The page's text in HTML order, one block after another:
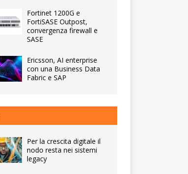
Fortinet 1200G e
FortiSASE Outpost,
convergenza firewall e
SASE
Ericsson, AI enterprise
con una Business Data
Fabric e SAP
Per la crescita digitale il
nodo resta nei sistemi
legacy